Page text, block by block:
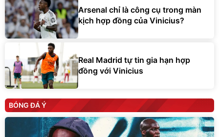
Arsenal chỉ là công cụ trong màn
kịch hợp đồng của Vinicius?
Real Madrid tự tin gia hạn hợp
đồng với Vinicius
BÓNG ĐÁ Ý